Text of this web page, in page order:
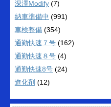
深澤Modify (7)
納車準備中 (991)
車検整備 (354)
通勤快速７号 (162)
通勤快速８号 (4)
通勤快速8号 (24)
進化剤 (12)